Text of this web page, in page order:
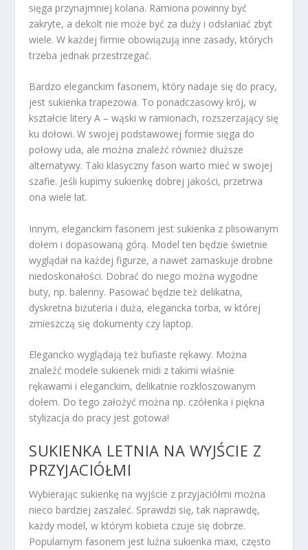
sięga przynajmniej kolana. Ramiona powinny być
zakryte, a dekolt nie może być za duży i odsłaniać zbyt
wiele. W każdej firmie obowiązują inne zasady, których
trzeba jednak przestrzegać.
Bardzo eleganckim fasonem, który nadaje się do pracy,
jest sukienka trapezowa. To ponadczasowy krój, w
kształcie litery A – wąski w ramionach, rozszerzający się
ku dołowi. W swojej podstawowej formie sięga do
połowy uda, ale można znaleźć również dłuższe
alternatywy. Taki klasyczny fason warto mieć w swojej
szafie. Jeśli kupimy sukienkę dobrej jakości, przetrwa
ona wiele lat.
Innym, eleganckim fasonem jest sukienka z plisowanym
dołem i dopasowaną górą. Model ten będzie świetnie
wyglądał na każdej figurze, a nawet zamaskuje drobne
niedoskonałości. Dobrać do niego można wygodne
buty, np. baleriny. Pasować będzie też delikatna,
dyskretna biżuteria i duża, elegancka torba, w której
zmieszczą się dokumenty czy laptop.
Elegancko wyglądają też bufiaste rękawy. Można
znaleźć modele sukienek midi z takimi właśnie
rękawami i eleganckim, delikatnie rozkloszowanym
dołem. Do tego założyć można np. czółenka i piękna
stylizacja do pracy jest gotowa!
SUKIENKA LETNIA NA WYJŚCIE Z
PRZYJACIÓŁMI
Wybierając sukienkę na wyjście z przyjaciółmi można
nieco bardziej zaszaleć. Sprawdzi się, tak naprawdę,
każdy model, w którym kobieta czuje się dobrze.
Popularnym fasonem jest luźna sukienka maxi, często